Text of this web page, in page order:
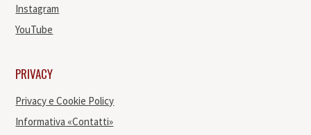
Instagram
YouTube
PRIVACY
Privacy e Cookie Policy
Informativa «Contatti»